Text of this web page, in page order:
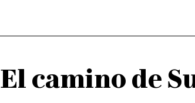
El camino de